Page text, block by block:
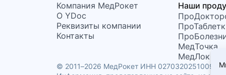
Компания МедРокет
О YDoc
Реквизиты компании
Контакты
Наши
МедТочка
МедЛок
© 2011–2026 МедРокет ИНН 02703202510097